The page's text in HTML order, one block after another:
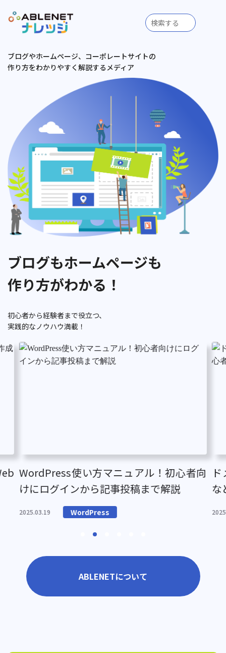
ブログやホームページ、コーポレートサイトの
作り方をわかりやすく解説するメディア
ブログもホームページも
作り方がわかる！
初心者から経験者まで役立つ、
実践的なノウハウ満載！
WordPress使い方マニュアル！初心者向
けにログインから記事投稿まで解説
2025.03.19 WordPress
な
ABLENETについて